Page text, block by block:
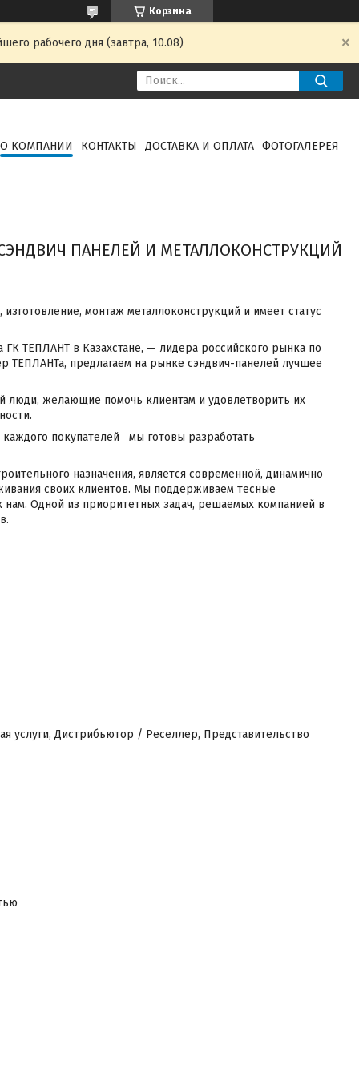
Корзина
рабочего дня (завтра, 10.08)
О КОМПАНИИ КОНТАКТЫ ДОСТАВКА И ОПЛАТА ФОТОГАЛЕРЕЯ
СЭНДВИЧ ПАНЕЛЕЙ И МЕТАЛЛОКОНСТРУКЦИЙ
монтаж металлоконструкций и имеет статус
ТЕПЛАНТ в Казахстане, — лидера российского рынка по
ТЕПЛАНТа, предлагаем на рынке сэндвич-панелей лучшее
желающие помочь клиентам и удовлетворить их
покупателей мы готовы разработать
назначения, является современной, динамично
своих клиентов. Мы поддерживаем тесные
Одной из приоритетных задач, решаемых компанией в
услуги, Дистрибьютор / Реселлер, Представительство